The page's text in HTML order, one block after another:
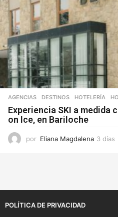
AGENCIAS ,DESTINOS ,HOTELERÍA ,
Experiencia SKI a medida
on Ice, en Bariloche
por Eliana Magdalena 3 días
POLÍTICA DE PRIVACIDAD